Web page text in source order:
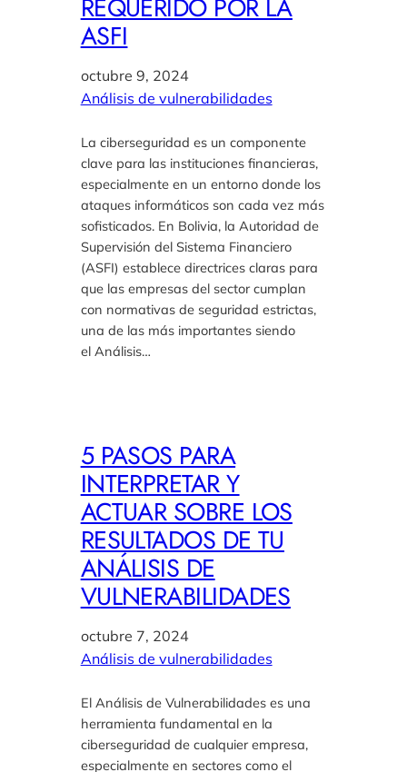
REQUERIDO POR LA
ASFI
octubre 9, 2024
Análisis de vulnerabilidades
La ciberseguridad es un componente
clave para las instituciones financieras,
especialmente en un entorno donde los
ataques informáticos son cada vez más
sofisticados. En Bolivia, la Autoridad de
Supervisión del Sistema Financiero
(ASFI) establece directrices claras para
que las empresas del sector cumplan
con normativas de seguridad estrictas,
una de las más importantes siendo
el Análisis…
5 PASOS PARA
INTERPRETAR Y
ACTUAR SOBRE LOS
RESULTADOS DE TU
ANÁLISIS DE
VULNERABILIDADES
octubre 7, 2024
Análisis de vulnerabilidades
El Análisis de Vulnerabilidades es una
herramienta fundamental en la
ciberseguridad de cualquier empresa,
especialmente en sectores como el